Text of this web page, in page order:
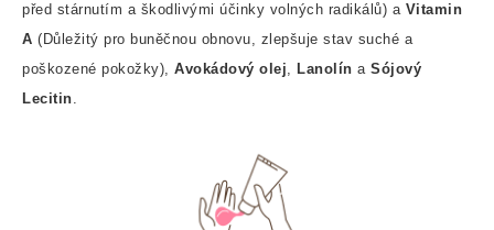
před stárnutím a škodlivými účinky volných radikálů) a Vitamin
A (Důležitý pro buněčnou obnovu, zlepšuje stav suché a
poškozené pokožky), Avokádový olej, Lanolín a Sójový
Lecitin.